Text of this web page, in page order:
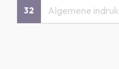
32 Algemene indruk